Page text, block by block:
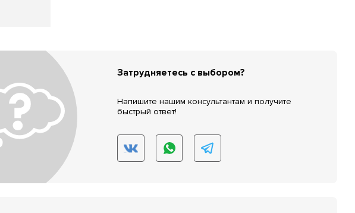
Затрудняетесь с выбором?
Напишите нашим консультантам и получите
быстрый ответ!